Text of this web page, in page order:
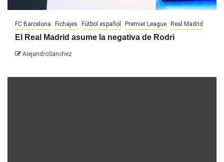
FC Barcelona Fichajes Fútbol español Premier League Real Madrid
El Real Madrid asume la negativa de Rodri
AlejandroSanchez